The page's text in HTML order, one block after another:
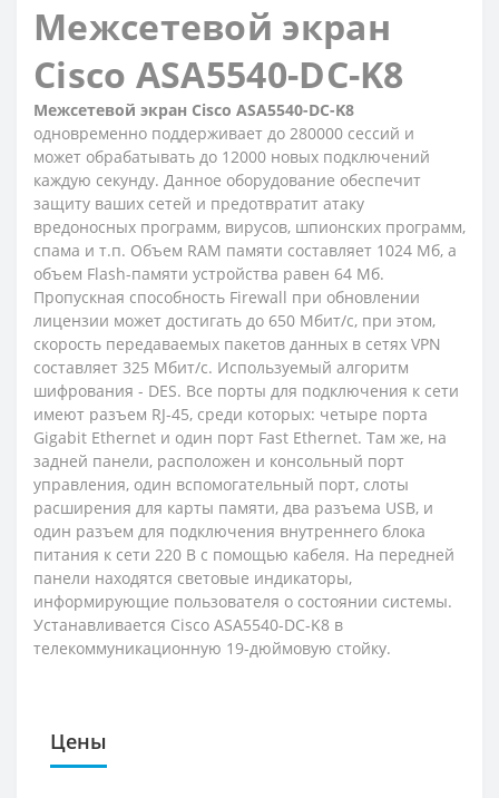
Межсетевой экран
Cisco ASA5540-DC-K8
Межсетевой экран Cisco ASA5540-DC-K8
одновременно поддерживает до 280000 сессий и
может обрабатывать до 12000 новых подключений
каждую секунду. Данное оборудование обеспечит
защиту ваших сетей и предотвратит атаку
вредоносных программ, вирусов, шпионских программ,
спама и т.п. Объем RAM памяти составляет 1024 Мб, а
объем Flash-памяти устройства равен 64 Мб.
Пропускная способность Firewall при обновлении
лицензии может достигать до 650 Мбит/с, при этом,
скорость передаваемых пакетов данных в сетях VPN
составляет 325 Мбит/с. Используемый алгоритм
шифрования - DES. Все порты для подключения к сети
имеют разъем RJ-45, среди которых: четыре порта
Gigabit Ethernet и один порт Fast Ethernet. Там же, на
задней панели, расположен и консольный порт
управления, один вспомогательный порт, слоты
расширения для карты памяти, два разъема USB, и
один разъем для подключения внутреннего блока
питания к сети 220 В с помощью кабеля. На передней
панели находятся световые индикаторы,
информирующие пользователя о состоянии системы.
Устанавливается Cisco ASA5540-DC-K8 в
телекоммуникационную 19-дюймовую стойку.
Цены